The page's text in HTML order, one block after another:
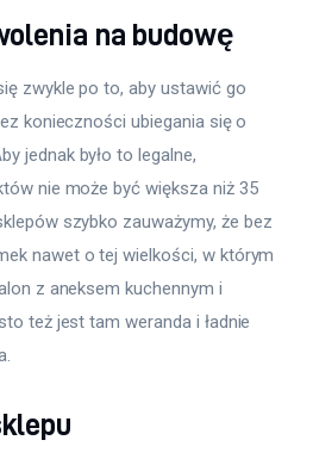
na budowę
zwykle po to, aby ustawić go
konieczności ubiegania się o
jednak było to legalne,
nie może być większa niż 35
szybko zauważymy, że bez
nawet o tej wielkości, w którym
z aneksem kuchennym i
też jest tam weranda i ładnie